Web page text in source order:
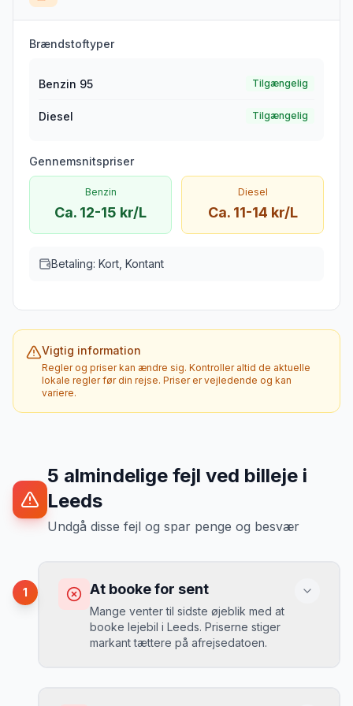
Brændstoftyper
Benzin 95 Tilgængelig
Diesel Tilgængelig
Gennemsnitspriser
Benzin
Ca. 12-15 kr/L
Diesel
Ca. 11-14 kr/L
Betaling: Kort, Kontant
Vigtig information
Regler og priser kan ændre sig. Kontroller altid de aktuelle
lokale regler før din rejse. Priser er vejledende og kan
variere.
5 almindelige fejl ved billeje i
Leeds
Undgå disse fejl og spar penge og besvær
1 At booke for sent
Mange venter til sidste øjeblik med at
booke lejebil i Leeds. Priserne stiger
markant tættere på afrejsedatoen.